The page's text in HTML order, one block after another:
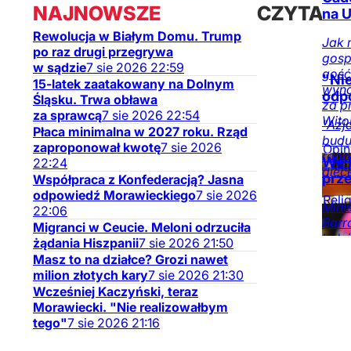
NAJNOWSZE
Rewolucja w Białym Domu. Trump
po raz drugi przegrywa
w sądzie7 sie 2026 22:59
15-latek zaatakowany na Dolnym
Śląsku. Trwa obława
za sprawcą7 sie 2026 22:54
Płaca minimalna w 2027 roku. Rząd
zaproponował kwotę7 sie 2026
22:24
Współpraca z Konfederacją? Jasna
odpowiedź Morawieckiego7 sie 2026
22:06
Migranci w Ceucie. Meloni odrzuciła
żądania Hiszpanii7 sie 2026 21:50
Masz to na działce? Grozi nawet
milion złotych kary7 sie 2026 21:30
Wcześniej Kaczyński, teraz
Morawiecki. "Nie realizowałbym
tego"7 sie 2026 21:16
CZYTAJ
na
Jak
za
We